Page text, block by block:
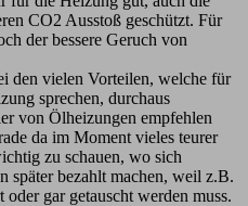
CO2 Ausstoß geschützt. Für
der bessere Geruch von
den vielen Vorteilen, welche für
sprechen, durchaus
von Ölheizungen empfehlen
da im Moment vieles teurer
zu schauen, wo sich
später bezahlt machen, weil z.B.
gar getauscht werden muss.